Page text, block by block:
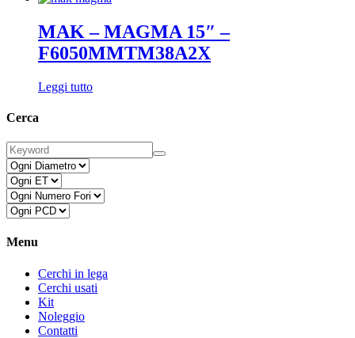
MAK – MAGMA 15″ –
F6050MMTM38A2X
Leggi tutto
Cerca
Menu
Cerchi in lega
Cerchi usati
Kit
Noleggio
Contatti